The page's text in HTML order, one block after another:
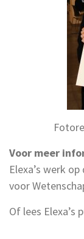
Voor meer
Elexa’s werk
voor
Of lees Elexa’s